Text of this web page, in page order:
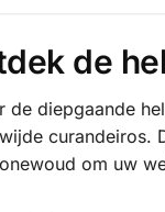
de
de diepgaande
curandeiros.
om uw